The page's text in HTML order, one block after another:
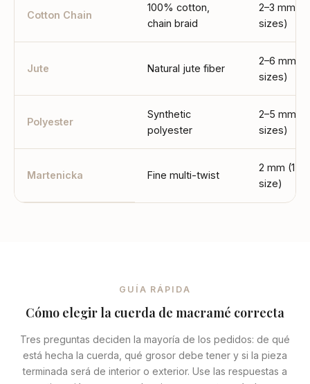
Cotton Chain
100% cotton,
chain braid
2–3 mm (2
sizes)
Jute Natural jute fiber
2–6 mm (5
sizes)
Polyester
Synthetic
polyester
2–5 mm (4
sizes)
Martenicka Fine multi-twist
2 mm (1
size)
GUÍA RÁPIDA
Cómo elegir la cuerda de macramé correcta
Tres preguntas deciden la mayoría de los pedidos: de qué
está hecha la cuerda, qué grosor debe tener y si la pieza
terminada será de interior o exterior. Use las respuestas a